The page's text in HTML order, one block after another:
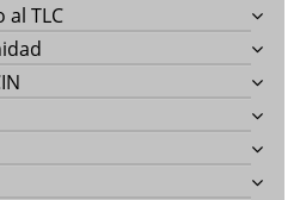
al TLC